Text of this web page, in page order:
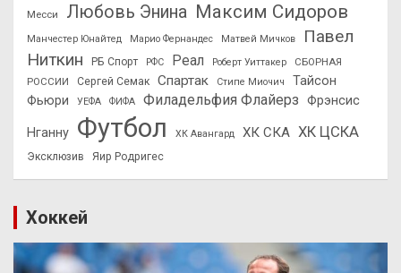
Месси
Любовь Энина Максим Сидоров
Манчестер Юнайтед Марио Фернандес Матвей Мичков
Павел
Ниткин
РБ Спорт РФС Реал Роберт Уиттакер
СБОРНАЯ
РОССИИ
Сергей Семак Спартак Стипе Миочич
Тайсон
Фьюри
УЕФА ФИФА Филадельфия Флайерз Фрэнсис
Нганну Футбол ХК Авангард ХК СКА ХК ЦСКА
Эксклюзив Яир Родригес
Хоккей